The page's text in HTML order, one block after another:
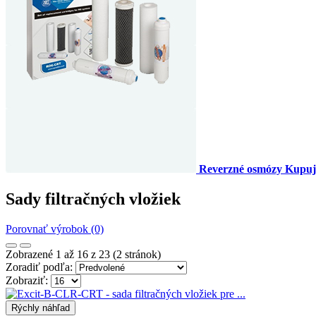
Reverzné osmózy
Sady filtračných vložiek
Porovnať výrobok (0)
Zobrazené 1 až 16 z 23 (2 stránok)
Zoradiť podľa:
Zobraziť:
Rýchly náhľad